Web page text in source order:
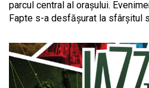
parcul central al orașului.
Fapte s-a desfășurat la sfârșitul